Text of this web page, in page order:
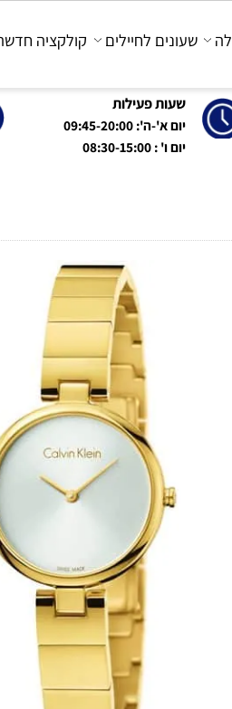
שעות פעילות
יום א'-ה': 09:45-20:00
יום ו' : 08:30-15:00
שעונים לחיילים קולקציה חדשה